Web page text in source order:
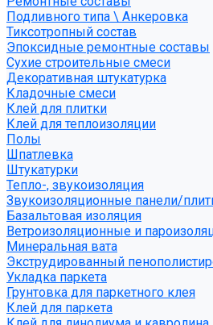
Подливного типа \ Анкеровка
Тиксотропный состав
Эпоксидные ремонтные составы
Сухие строительные смеси
Декоративная штукатурка
Кладочные смеси
Клей для плитки
Клей для теплоизоляции
Полы
Шпатлевка
Штукатурки
Тепло-, звукоизоляция
Звукоизоляционные панели/
Базальтовая изоляция
Ветроизоляционные и
Минеральная вата
Экструдированный
Укладка паркета
Грунтовка для паркетного клея
Клей для паркета